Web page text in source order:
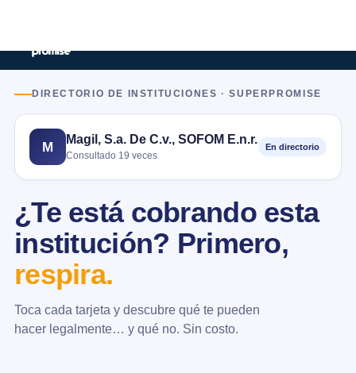
DIRECTORIO DE INSTITUCIONES · SUPERPROMISE
M
Magil, S.a. De C.v., SOFOM E.n.r.
Consultado 19 veces
En directorio
¿Te está cobrando esta
institución? Primero,
respira.
Toca cada tarjeta y descubre qué te pueden
hacer legalmente… y qué no. Sin costo.